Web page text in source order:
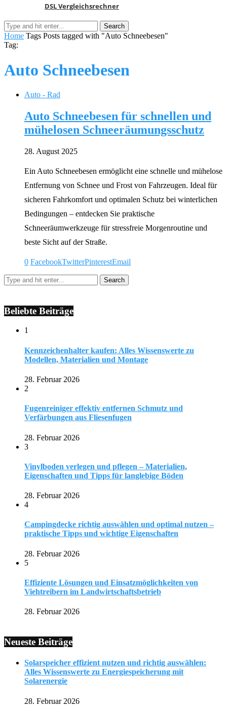
DSL Vergleichsrechner
Home Tags Posts tagged with "Auto Schneebesen"
Tag:
Auto Schneebesen
Auto - Rad
Auto Schneebesen für schnellen und
mühelosen Schneeräumungsschutz
28. August 2025
Ein Auto Schneebesen ermöglicht eine schnelle und mühelose
Entfernung von Schnee und Frost von Fahrzeugen. Ideal für
sicheren Fahrkomfort und optimalen Schutz bei winterlichen
Bedingungen – entdecken Sie praktische
Schneeräumwerkzeuge für stressfreie Morgenroutine und
beste Sicht auf der Straße.
0 FacebookTwitterPinterestEmail
Beliebte Beiträge
1
Kennzeichenhalter kaufen: Alles Wissenswerte zu
Modellen, Materialien und Montage
28. Februar 2026
2
Fugenreiniger effektiv entfernen Schmutz und
Verfärbungen aus Fliesenfugen
28. Februar 2026
3
Vinylboden verlegen und pflegen – Materialien,
Eigenschaften und Tipps für langlebige Böden
28. Februar 2026
4
Campingdecke richtig auswählen und optimal nutzen –
praktische Tipps und wichtige Eigenschaften
28. Februar 2026
5
Effiziente Lösungen und Einsatzmöglichkeiten von
Viehtreibern im Landwirtschaftsbetrieb
28. Februar 2026
Neueste Beiträge
Solarspeicher effizient nutzen und richtig auswählen:
Alles Wissenswerte zu Energiespeicherung mit
Solarenergie
28. Februar 2026